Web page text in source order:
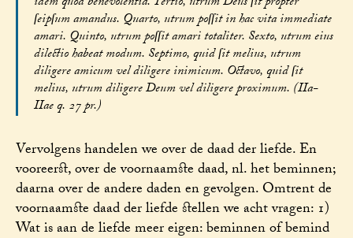
ſeipſum amandus. Quarto, utrum poſſit in hac vita immediate
amari. Quinto, utrum poſſit amari totaliter. Sexto, utrum eius
dilectio habeat modum. Septimo, quid ſit melius, utrum
diligere amicum vel diligere inimicum. Octavo, quid ſit
melius, utrum diligere Deum vel diligere proximum. (IIa-
IIae q. 27 pr.)
Vervolgens handelen we over de daad der liefde. En
vooreerst, over de voornaamste daad, nl. het beminnen;
daarna over de andere daden en gevolgen. Omtrent de
voornaamste daad der liefde stellen we acht vragen: 1)
Wat is aan de liefde meer eigen: beminnen of bemind